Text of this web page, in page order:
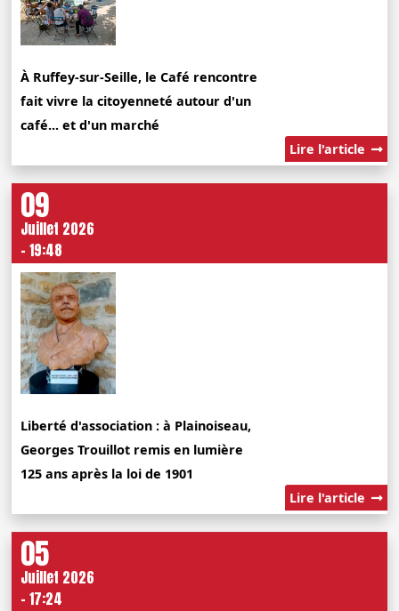
À Ruffey-sur-Seille, le Café rencontre
fait vivre la citoyenneté autour d'un
café... et d'un marché
Lire l'article
09
Juillet 2026
- 19:48
Liberté d'association : à Plainoiseau,
Georges Trouillot remis en lumière
125 ans après la loi de 1901
Lire l'article
05
Juillet 2026
- 17:24